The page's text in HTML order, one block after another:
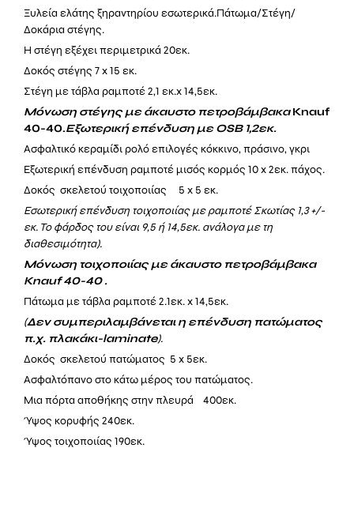
Ξυλεία ελάτης ξηραντηρίου εσωτερικά.Πάτωμα/Στέγη/
Δοκάρια στέγης.
Η στέγη εξέχει περιμετρικά 20εκ.
Δοκός στέγης 7 x 15 εκ.
Στέγη μετάβλα ραμποτέ 2,1 εκ.x14,5εκ.
Μόνωση στέγης με άκαυστο πετροβάμβακαKnauf
40-40.Εξωτερική επένδυση με OSB 1,2εκ.
Ασφαλτικό κεραμίδι ρολό επιλογές κόκκινο, πράσινο, γκρι
Εξωτερική επένδυση ραμποτέ μισός κορμός 10 x 2εκ. πάχος.
Δοκός σκελετού τοιχοποιίας 5 x 5 εκ.
Εσωτερική επένδυση τοιχοποιίας με ραμποτέ Σκωτίας 1,3 +/-
εκ. Το φάρδος του είναι 9,5 ή 14,5εκ. ανάλογα με τη
διαθεσιμότητα).
Μόνωση τοιχοποιίας με άκαυστο πετροβάμβακα
Knauf 40-40 .
Πάτωμα με τάβλα ραμποτέ 2.1εκ. x 14,5εκ.
(Δεν συμπεριλαμβάνεται η επένδυση πατώματος
π.χ. πλακάκι-laminate).
Δοκός σκελετού πατώματος 5 x 5εκ.
Ασφαλτόπανο στο κάτω μέρος του πατώματος.
Μια πόρτα αποθήκης στην πλευρά 400εκ.
Ύψος κορυφής 240εκ.
Ύψος τοιχοποιίας 190εκ.